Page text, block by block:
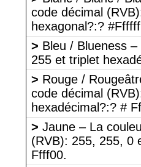
code décimal
hexagonal?:?
> Bleu / Blueness
255 et triplet
> Rouge /
code décimal
hexadécimal?:? #
> Jaune – La
(RVB): 255, 255, 0
Ffff00.